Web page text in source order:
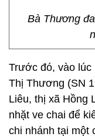
Bà Thương
Trước đó, vào lúc
Thị Thương (SN
Liêu, thị xã Hồng
nhặt ve chai để
chi nhánh tại một